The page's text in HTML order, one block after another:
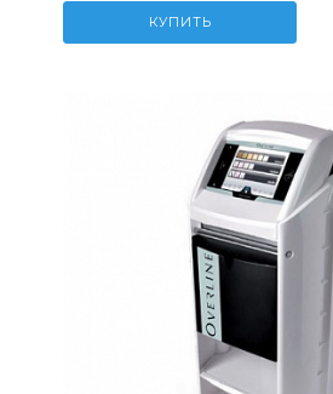
КУПИТЬ